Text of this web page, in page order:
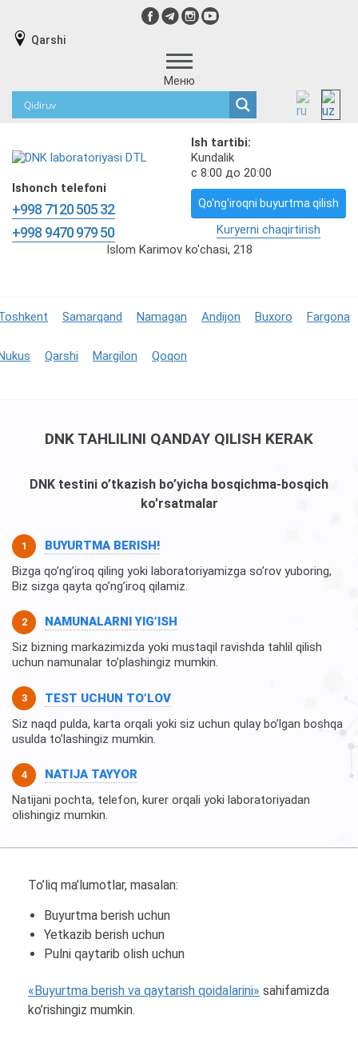
Qarshi
Меню
Ish tartibi:
Kundalik
с 8:00 до 20:00
Ishonch telefoni
+998 7120 505 32
+998 9470 979 50
Qo'ng'iroqni buyurtma qilish
Kuryerni chaqirtirish
Islom Karimov ko'chasi, 218
Samarqand Namagan Andijon Buxoro Fargona
Qarshi Margilon Qoqon
DNK TAHLILINI QANDAY QILISH KERAK
DNK testini o’tkazish bo’yicha bosqichma-bosqich
ko’rsatmalar
BUYURTMA BERISH!
Bizga qo’ng’iroq qiling yoki laboratoriyamizga so’rov yuboring,
Biz sizga qayta qo’ng’iroq qilamiz.
NAMUNALARNI YIG’ISH
Siz bizning markazimizda yoki mustaqil ravishda tahlil qilish
uchun namunalar to’plashingiz mumkin.
TEST UCHUN TO’LOV
Siz naqd pulda, karta orqali yoki siz uchun qulay bo’lgan boshqa
usulda to’lashingiz mumkin.
NATIJA TAYYOR
Natijani pochta, telefon, kurer orqali yoki laboratoriyadan
olishingiz mumkin.
To’liq ma’lumotlar, masalan:
Buyurtma berish uchun
Yetkazib berish uchun
Pulni qaytarib olish uchun
«Buyurtma berish va qaytarish qoidalarini» sahifamizda
ko’rishingiz mumkin.